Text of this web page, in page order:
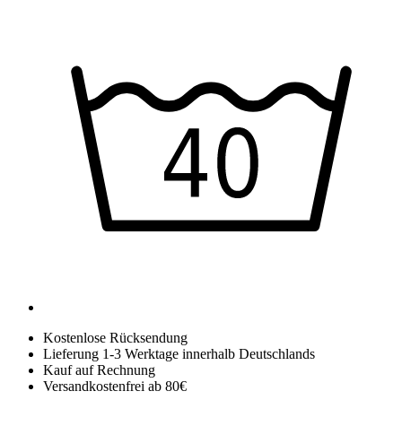
Kostenlose Rücksendung
Lieferung 1-3 Werktage innerhalb Deutschlands
Kauf auf Rechnung
Versandkostenfrei ab 80€